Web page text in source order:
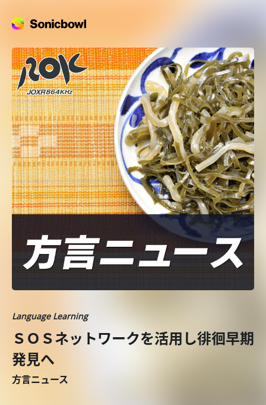
Language Learning
ＳＯＳネットワークを活用し徘徊早期
発見へ
方言ニュース